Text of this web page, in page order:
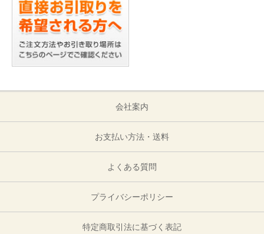
会社案内
お支払い方法・送料
よくある質問
プライバシーポリシー
特定商取引法に基づく表記